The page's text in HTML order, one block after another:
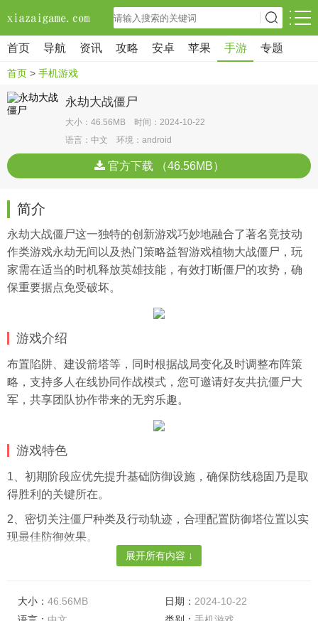
首页 导航 资讯 攻略 安卓 苹果 手游 专题
首页 > 手机游戏
永劫大战僵尸
大小：46.56MB 时间：2024-10-22
语言：中文 环境：android
官方下载 （46.56MB）
简介
永劫大战僵尸这一独特的创新游戏巧妙地融合了著名竞技动
作类游戏永劫无间以及热门策略益智游戏植物大战僵尸，玩
家需在适当的时机释放英雄技能，有效打断僵尸的攻势，确
保重要据点免受破坏。
游戏介绍
布置陷阱、建设箭塔等，同时根据战局变化及时调整布阵策
略，支持多人在线协同作战模式，您可邀请好友共抗僵尸大
军，共享团队协作带来的无穷乐趣。
游戏特色
1、初期阶段应优先提升基础防御设施，确保防线稳固乃是取
得胜利的关键所在。
2、密切关注僵尸种类及行动轨迹，合理配置防御塔位置以实
现最佳防御效果。
3、充分利用每日任务及活动奖励机制，加速资源积累，从而
游戏亮点
展开所有内容 ↓
大小： 46.56MB 日期： 2024-10-22